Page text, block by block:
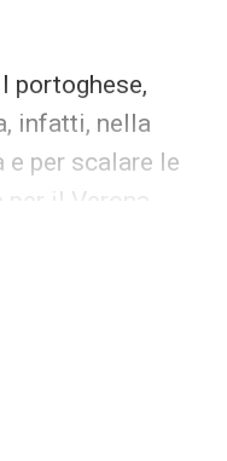
portoghese,
infatti, nella
per scalare le
il Verona